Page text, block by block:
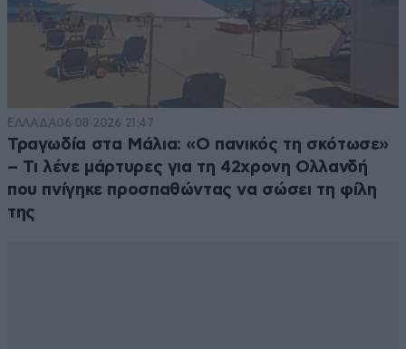
μυτιλ 05·08·2024 23:59
Απαντήστε
ΕΛΛΑΔΑ06·08·2026 21:47
Τραγωδία στα Μάλια: «Ο πανικός τη σκότωσε»
– Τι λένε μάρτυρες για τη 42χρονη Ολλανδή
που πνίγηκε προσπαθώντας να σώσει τη φίλη
της